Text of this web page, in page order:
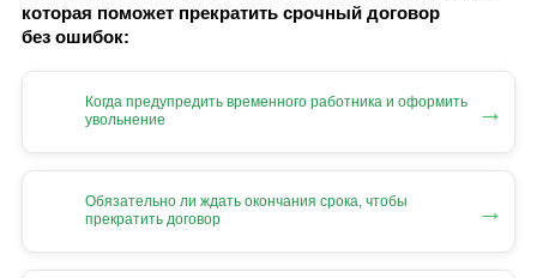
которая поможет прекратить срочный договор
без ошибок:
Когда предупредить временного работника и оформить
увольнение
→
Обязательно ли ждать окончания срока, чтобы
прекратить договор
→